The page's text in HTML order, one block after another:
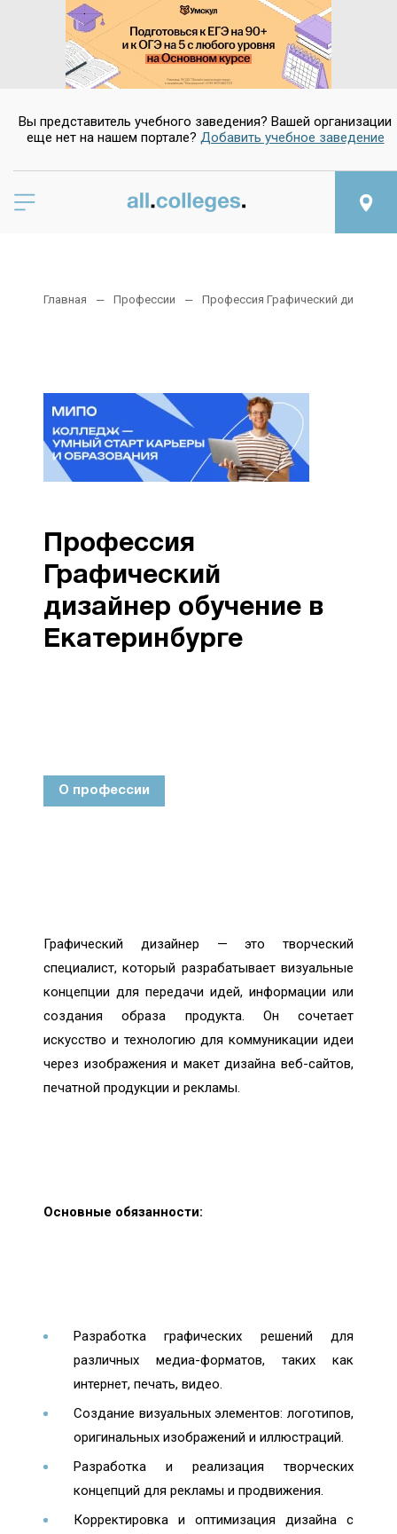
Вы представитель учебного заведения? Вашей организации
еще нет на нашем портале? Добавить учебное заведение
Главная Профессии Профессия Графический дизайнер
Профессия
Графический
дизайнер обучение в
Екатеринбурге
О профессии
Графический дизайнер — это творческий
специалист, который разрабатывает визуальные
концепции для передачи идей, информации или
создания образа продукта. Он сочетает
искусство и технологию для коммуникации идеи
через изображения и макет дизайна веб-сайтов,
печатной продукции и рекламы.
Основные обязанности:
Разработка графических решений для
различных медиа-форматов, таких как
интернет, печать, видео.
Создание визуальных элементов: логотипов,
оригинальных изображений и иллюстраций.
Разработка и реализация творческих
концепций для рекламы и продвижения.
Корректировка и оптимизация дизайна с